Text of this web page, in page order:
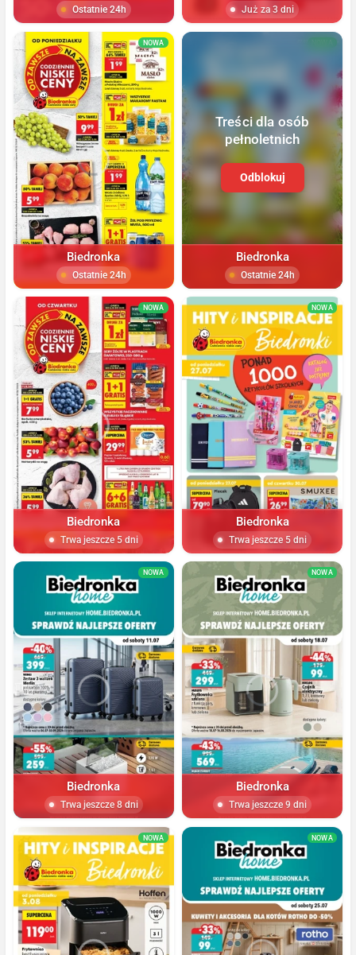
Ostatnie 24h Już za 3 dni
NOWA
Biedronka
Ostatnie 24h
Treści dla osób
pełnoletnich
Odblokuj
Biedronka
Ostatnie 24h
NOWA
Biedronka
Trwa jeszcze 5 dni
NOWA
Biedronka
Trwa jeszcze 5 dni
NOWA
Biedronka
Trwa jeszcze 8 dni
NOWA
Biedronka
Trwa jeszcze 9 dni
NOWA NOWA